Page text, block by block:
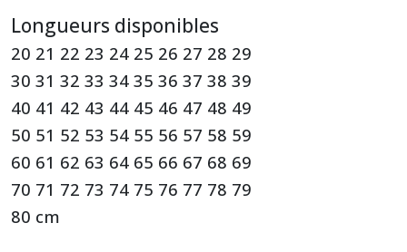
Longueurs disponibles
20 21 22 23 24 25 26 27 28 29
30 31 32 33 34 35 36 37 38 39
40 41 42 43 44 45 46 47 48 49
50 51 52 53 54 55 56 57 58 59
60 61 62 63 64 65 66 67 68 69
70 71 72 73 74 75 76 77 78 79
80 cm